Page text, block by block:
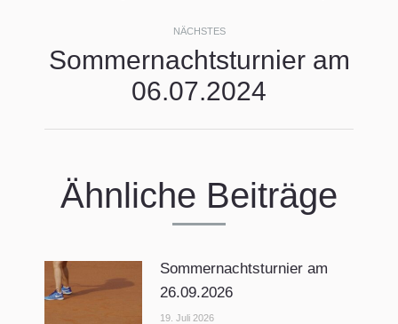
NÄCHSTES
Nächster
Beitrag:
Sommernachtsturnier am
06.07.2024
Ähnliche Beiträge
Sommernachtsturnier am
26.09.2026
19. Juli 2026